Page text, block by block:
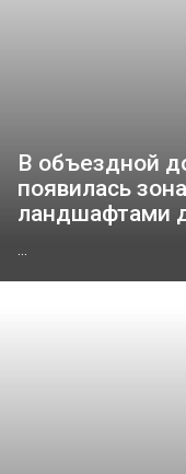
В объездной
появилась
ландшафтами
...